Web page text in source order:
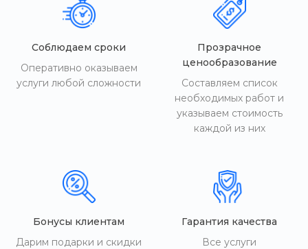
Соблюдаем сроки
Оперативно оказываем
услуги любой сложности
Прозрачное
ценообразование
Составляем список
необходимых работ и
указываем стоимость
каждой из них
Бонусы клиентам
Дарим подарки и скидки
Гарантия качества
Все услуги